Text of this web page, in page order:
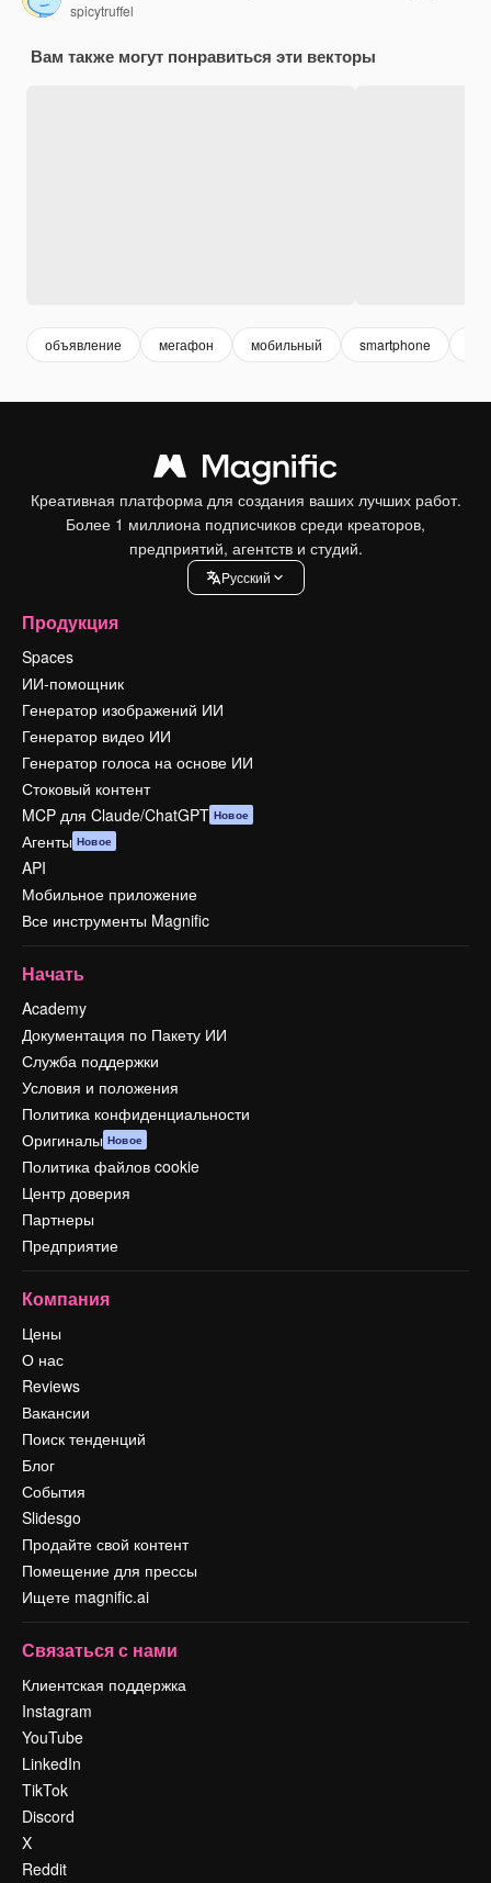
spicytruffel
Вам также могут понравиться эти векторы
объявление мегафон мобильный smartphone
Креативная платформа для создания ваших лучших работ.
Более 1 миллиона подписчиков среди креаторов,
предприятий, агентств и студий.
Pусский
Продукция
Spaces
ИИ-помощник
Генератор изображений ИИ
Генератор видео ИИ
Генератор голоса на основе ИИ
Стоковый контент
MCP для Claude/ChatGPT Новое
Агенты Новое
API
Мобильное приложение
Все инструменты Magnific
Начать
Academy
Документация по Пакету ИИ
Служба поддержки
Условия и положения
Политика конфиденциальности
Оригиналы Новое
Политика файлов cookie
Центр доверия
Партнеры
Предприятие
Компания
Цены
О нас
Reviews
Вакансии
Поиск тенденций
Блог
События
Slidesgo
Продайте свой контент
Помещение для прессы
Ищете magnific.ai
Связаться с нами
Клиентская поддержка
Instagram
YouTube
LinkedIn
TikTok
Discord
X
Reddit